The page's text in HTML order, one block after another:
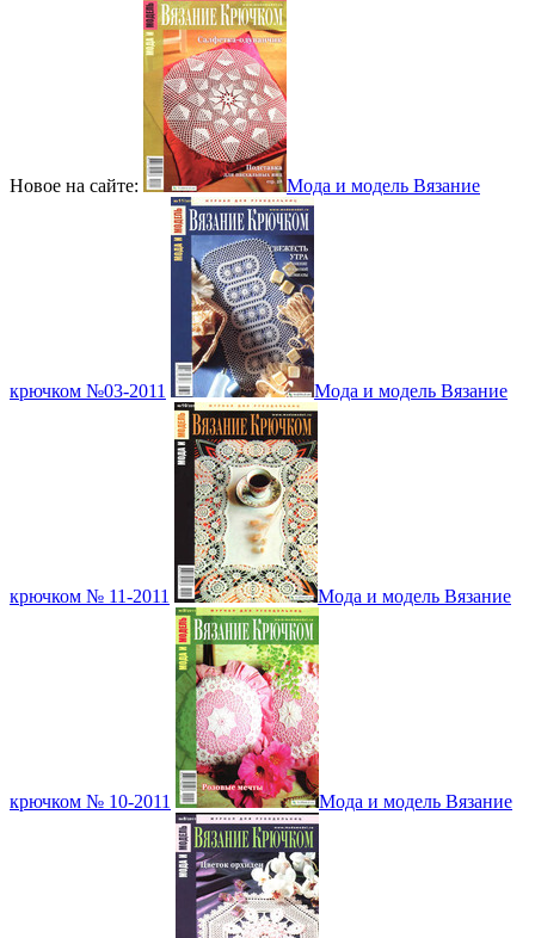
Новое на сайте: Мода и модель Вязание
крючком №03-2011 Мода и модель Вязание
крючком № 11-2011 Мода и модель Вязание
крючком № 10-2011 Мода и модель Вязание